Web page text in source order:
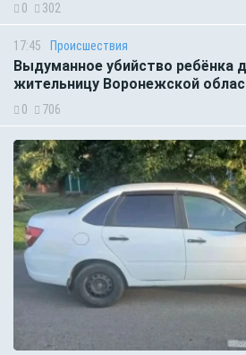
0 302
17:45 Происшествия
Выдуманное убийство ребёнка
жительницу Воронежской
0 706